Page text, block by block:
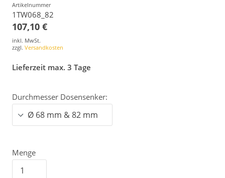
Artikelnummer
1TW068_82
107,10 €
inkl. MwSt.
zzgl. Versandkosten
Lieferzeit max. 3 Tage
Durchmesser Dosensenker:
Menge